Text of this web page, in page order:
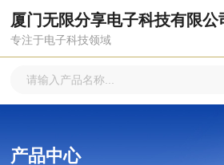
厦门无限分享电子科技有限公
专注于电子科技领域
产品中心